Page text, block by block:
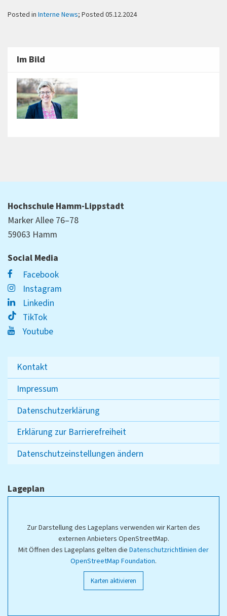
Posted in Interne News; Posted 05.12.2024
Im Bild
Hochschule Hamm-Lippstadt
Marker Allee 76–78
59063 Hamm
Social Media
Facebook
Instagram
Linkedin
TikTok
Youtube
Kontakt
Impressum
Datenschutzerklärung
Erklärung zur Barrierefreiheit
Datenschutzeinstellungen ändern
Lageplan
Zur Darstellung des Lageplans verwenden wir Karten des
externen Anbieters OpenStreetMap.
Mit Öffnen des Lageplans gelten die Datenschutzrichtlinien der
OpenStreetMap Foundation.
Karten aktivieren